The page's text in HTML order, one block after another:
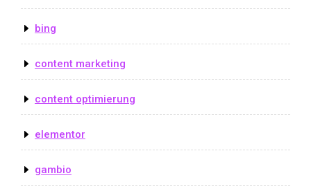
bing
content marketing
content optimierung
elementor
gambio